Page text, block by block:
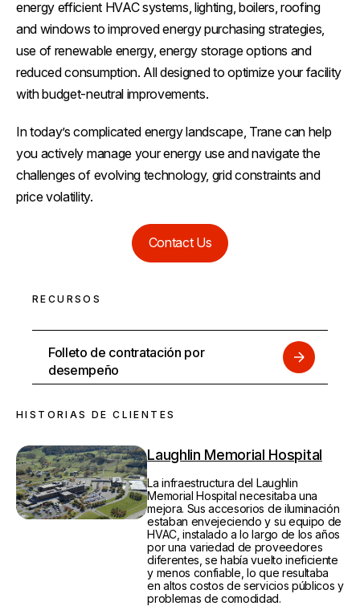
energy efficient HVAC systems, lighting, boilers, roofing
and windows to improved energy purchasing strategies,
use of renewable energy, energy storage options and
reduced consumption. All designed to optimize your facility
with budget-neutral improvements.
In today’s complicated energy landscape, Trane can help
you actively manage your energy use and navigate the
challenges of evolving technology, grid constraints and
price volatility.
Contact Us
RECURSOS
Folleto de contratación por
desempeño
HISTORIAS DE CLIENTES
Laughlin Memorial Hospital
La infraestructura del Laughlin
Memorial Hospital necesitaba una
mejora. Sus accesorios de iluminación
estaban envejeciendo y su equipo de
HVAC, instalado a lo largo de los años
por una variedad de proveedores
diferentes, se había vuelto ineficiente
y menos confiable, lo que resultaba
en altos costos de servicios públicos y
problemas de comodidad.